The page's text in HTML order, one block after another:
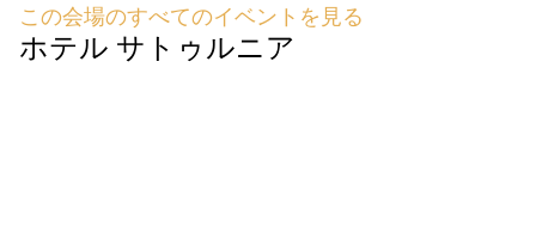
この会場のすべてのイベントを見る
ホテル サトゥルニア